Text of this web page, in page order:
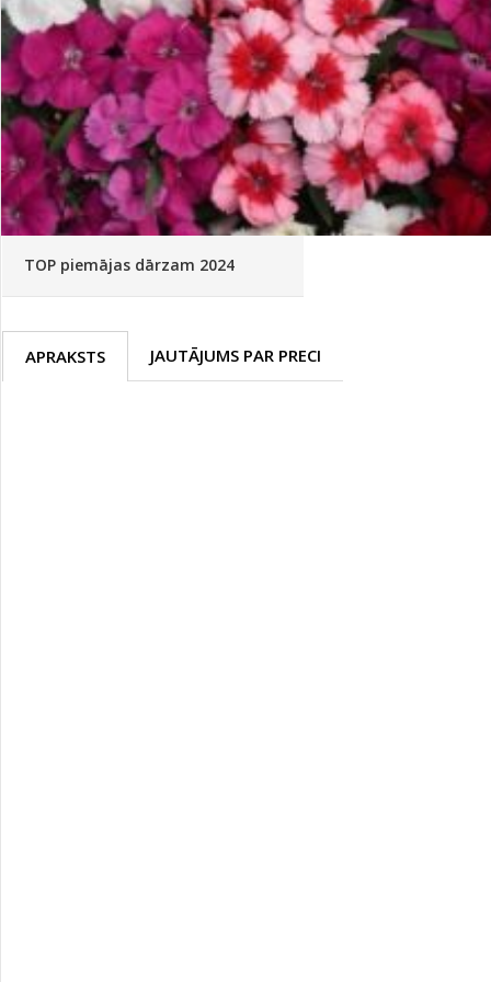
Palīglīdzekļi augu audzēšanai(72)
Klientu Diena
Novatec - izcils mēslošanai arī
sezonas otrajā pusē!
Piedāvājums ābeļdārziem
TOP piemājas dārzam 2024
APRAKSTS JAUTĀJUMS PAR PRECI